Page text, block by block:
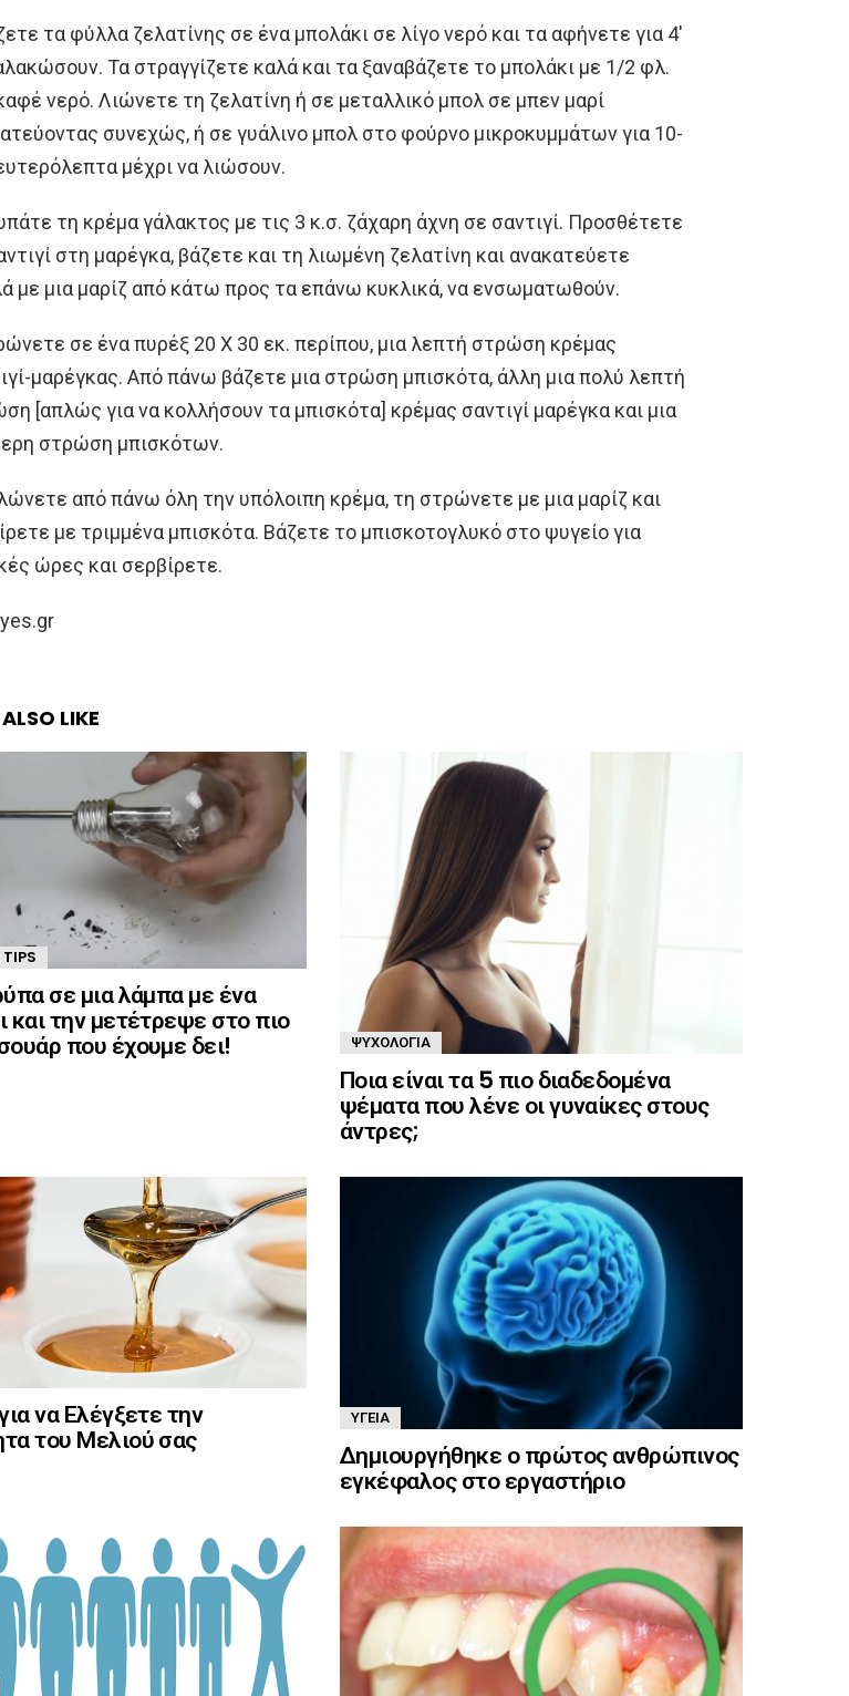
τα φύλλα ζελατίνης σε ένα μπολάκι σε λίγο νερό και τα αφήνετε για 4′
Τα στραγγίζετε καλά και τα ξαναβάζετε το μπολάκι με 1/2 φλ.
νερό. Λιώνετε τη ζελατίνη ή σε μεταλλικό μπολ σε μπεν μαρί
συνεχώς, ή σε γυάλινο μπολ στο φούρνο μικροκυμμάτων για 10-
μέχρι να λιώσουν.
τη κρέμα γάλακτος με τις 3 κ.σ. ζάχαρη άχνη σε σαντιγί. Προσθέτετε
στη μαρέγκα, βάζετε και τη λιωμένη ζελατίνη και ανακατεύετε
με μια μαρίζ από κάτω προς τα επάνω κυκλικά, να ενσωματωθούν.
σε ένα πυρέξ 20 Χ 30 εκ. περίπου, μια λεπτή στρώση κρέμας
μαρέγκας. Από πάνω βάζετε μια στρώση μπισκότα, άλλη μια πολύ λεπτή
[απλώς για να κολλήσουν τα μπισκότα] κρέμας σαντιγί μαρέγκα και μια
στρώση μπισκότων.
από πάνω όλη την υπόλοιπη κρέμα, τη στρώνετε με μια μαρίζ και
με τριμμένα μπισκότα. Βάζετε το μπισκοτογλυκό στο ψυγείο για
ώρες και σερβίρετε.
LIKE
σε μια λάμπα με ένα
και την μετέτρεψε στο πιο
που έχουμε δει! ΨΥΧΟΛΟΓΊΑ
Ποια είναι τα 5 πιο διαδεδομένα
ψέματα που λένε οι γυναίκες στους
άντρες;
να Ελέγξετε την
του Μελιού σας
ΥΓΕΊΑ
Δημιουργήθηκε ο πρώτος ανθρώπινος
εγκέφαλος στο εργαστήριο